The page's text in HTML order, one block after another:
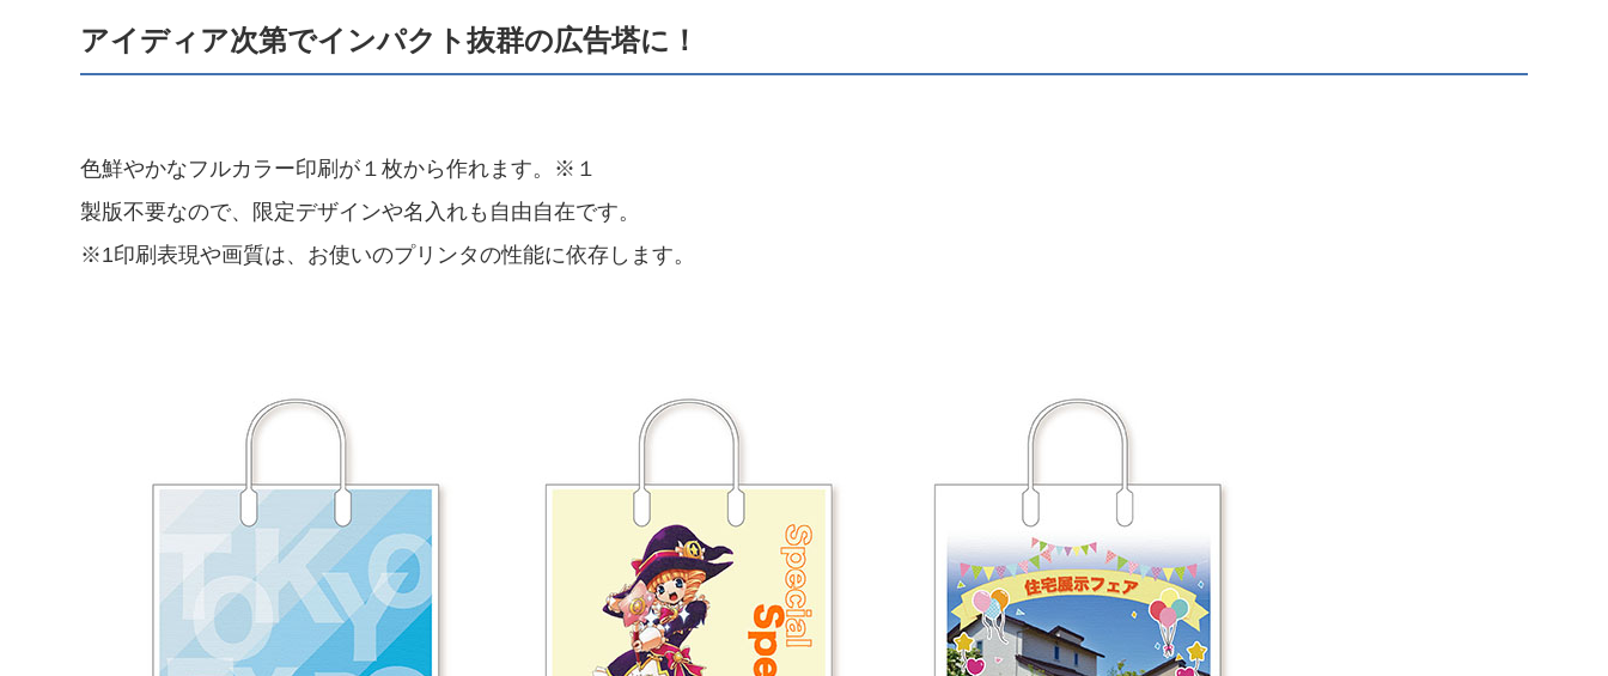
アイディア次第でインパクト抜群の広告塔に！
色鮮やかなフルカラー印刷が１枚から作れます。※１
製版不要なので、限定デザインや名入れも自由自在です。
※1印刷表現や画質は、お使いのプリンタの性能に依存します。